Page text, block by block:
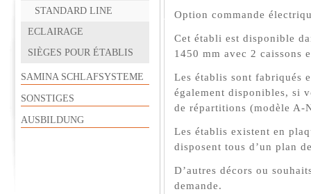
STANDARD LINE
ECLAIRAGE
SIÈGES POUR ÉTABLIS
SAMINA SCHLAFSYSTEME
SONSTIGES
AUSBILDUNG
Option commande
Cet établi est disponible
1450 mm avec 2 caissons
Les établis sont fabriqués
également disponibles, si
de répartitions (modèle A-
Les établis existent en
disposent tous d’un plan
D’autres décors ou
demande.